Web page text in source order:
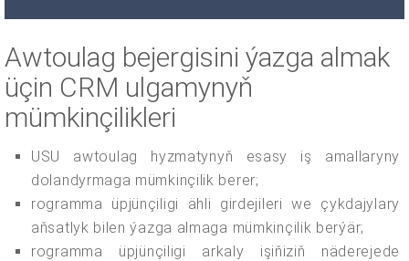
Awtoulag bejergisini ýazga almak
üçin CRM ulgamynyň
mümkinçilikleri
USU awtoulag hyzmatynyň esasy iş amallaryny
dolandyrmaga mümkinçilik berer;
rogramma üpjünçiligi ähli girdejileri we çykdajylary
aňsatlyk bilen ýazga almaga mümkinçilik berýär;
rogramma üpjünçiligi arkaly işiňiziň näderejede